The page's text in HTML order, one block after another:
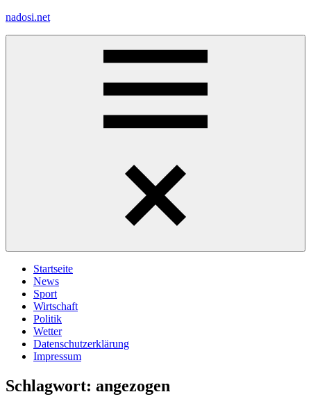
Zum
nadosi.net
Startseite
News
Sport
Wirtschaft
Politik
Wetter
Datenschutzerklärung
Impressum
Schlagwort: angezogen